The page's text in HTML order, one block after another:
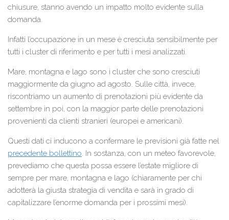
chiusure, stanno avendo un impatto molto evidente sulla
domanda.
Infatti l’occupazione in un mese è cresciuta sensibilmente per
tutti i cluster di riferimento e per tutti i mesi analizzati.
Mare, montagna e lago sono i cluster che sono cresciuti
maggiormente da giugno ad agosto. Sulle città, invece,
riscontriamo un aumento di prenotazioni più evidente da
settembre in poi, con la maggior parte delle prenotazioni
provenienti da clienti stranieri (europei e americani).
Questi dati ci inducono a confermare le previsioni già fatte nel
precedente bollettino. In sostanza, con un meteo favorevole,
prevediamo che questa possa essere l’estate migliore di
sempre per mare, montagna e lago (chiaramente per chi
adotterà la giusta strategia di vendita e sarà in grado di
capitalizzare l’enorme domanda per i prossimi mesi).